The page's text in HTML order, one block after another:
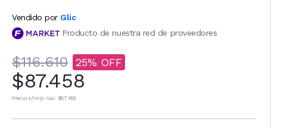
Vendido por Glic
Producto de nuestra red de proveedores
$116.610 25
$87.458
Precio s/imp. nac. $87.458